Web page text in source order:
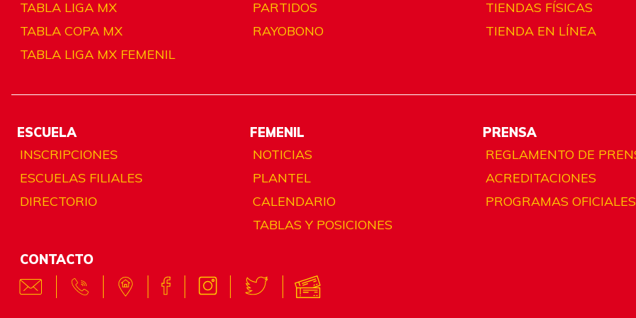
TABLA LIGA MX
TABLA COPA MX
TABLA LIGA MX FEMENIL
PARTIDOS
RAYOBONO
TIENDAS FÍSICAS
TIENDA EN LÍNEA
ESCUELA
INSCRIPCIONES
ESCUELAS FILIALES
DIRECTORIO
FEMENIL
NOTICIAS
PLANTEL
CALENDARIO
TABLAS Y POSICIONES
PRENSA
REGLAMENTO DE
ACREDITACIONES
PROGRAMAS OFICIALES
CONTACTO